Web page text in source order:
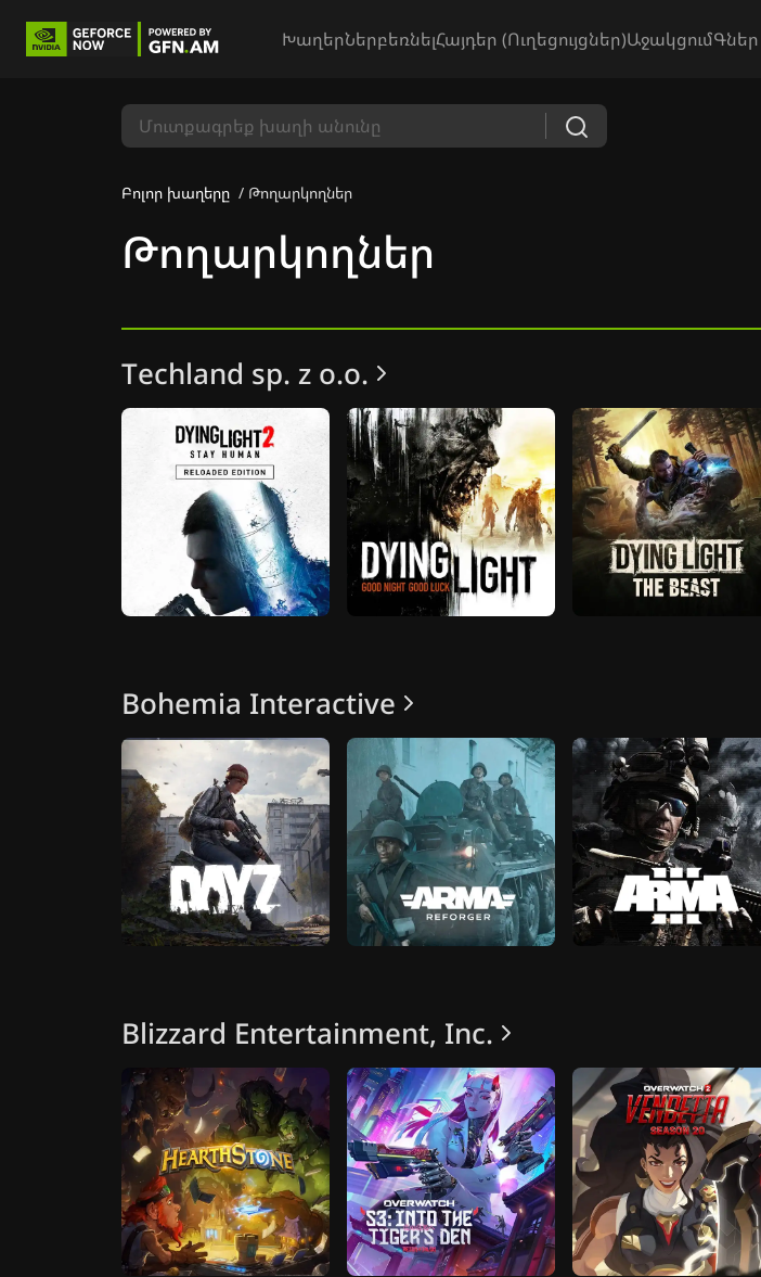
ԽաղերՆերբեռնելՀայդեր (Ուղեցույցներ)ԱջակցումԳներ
Բոլոր խաղերը Թողարկողներ
Թողարկողներ
Techland sp. z o.o.
Bohemia Interactive
Blizzard Entertainment, Inc.